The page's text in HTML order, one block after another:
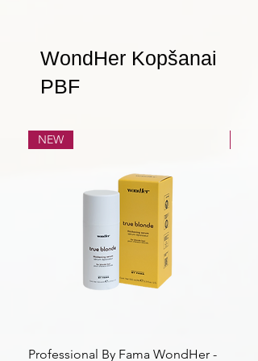
WondHer Kopšanai
PBF
NEW
Professional By Fama WondHer -